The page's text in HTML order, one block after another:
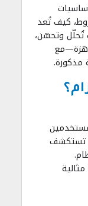
كيف تُعد
وتحسّن،
مذكورة.
تستكشف